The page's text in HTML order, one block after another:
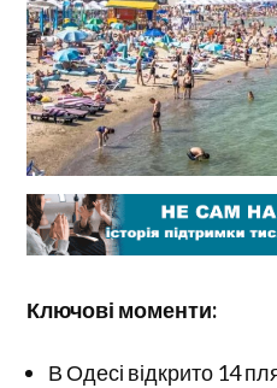
Ключові моменти:
В Одесі відкрито 14